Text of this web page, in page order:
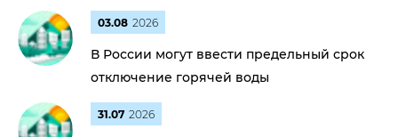
03.08 2026
В России могут ввести предельный срок
отключение горячей воды
31.07 2026